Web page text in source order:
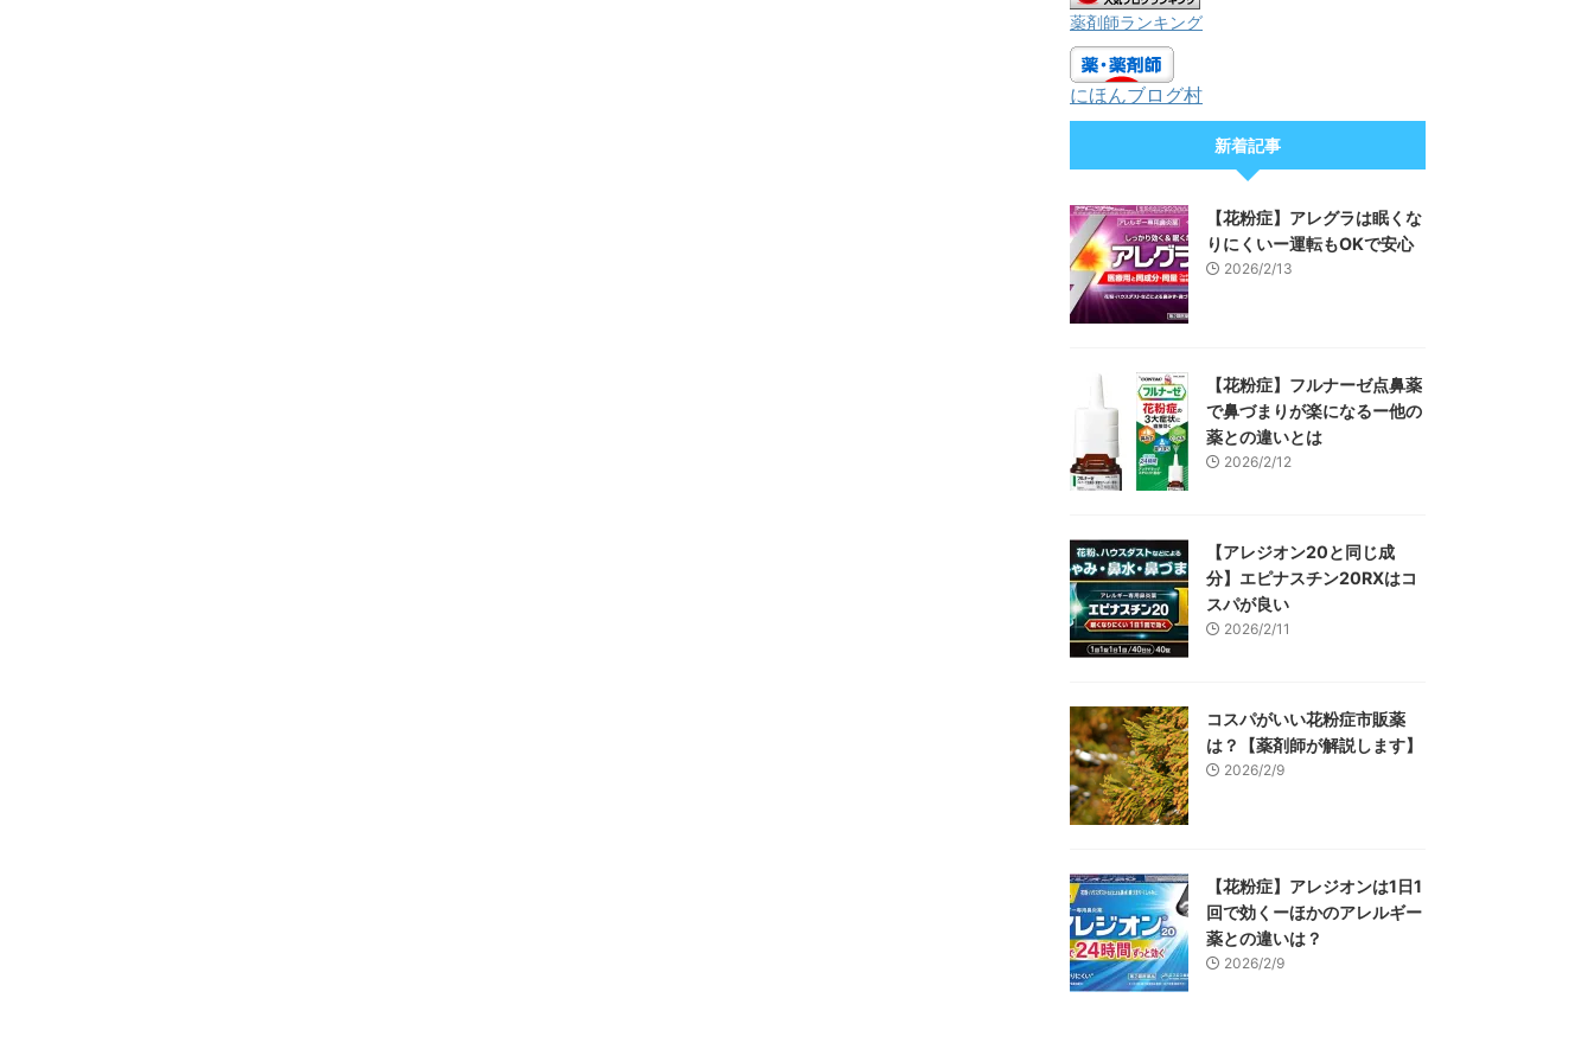
薬剤師ランキング
にほんブログ村
新着記事
【花粉症】アレグラは眠くな
りにくいー運転もOKで安心
2026/2/13
【花粉症】フルナーゼ点鼻薬
で鼻づまりが楽になるー他の
薬との違いとは
2026/2/12
【アレジオン20と同じ成
分】エピナスチン20RXはコ
スパが良い
2026/2/11
コスパがいい花粉症市販薬
は？【薬剤師が解説します】
2026/2/9
【花粉症】アレジオンは1日1
回で効くーほかのアレルギー
薬との違いは？
2026/2/9